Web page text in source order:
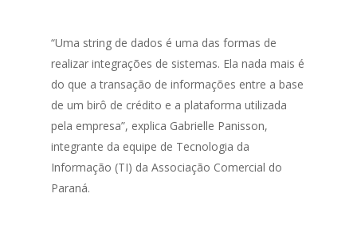
“Uma string de dados é uma das formas de
realizar integrações de sistemas. Ela nada mais é
do que a transação de informações entre a base
de um birô de crédito e a plataforma utilizada
pela empresa”, explica Gabrielle Panisson,
integrante da equipe de Tecnologia da
Informação (TI) da Associação Comercial do
Paraná.